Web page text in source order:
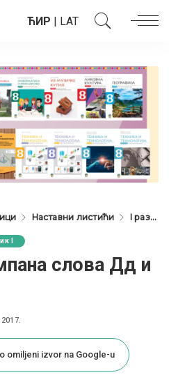
ЋИР | LAT
Наставни листићи I разред
I
слова Дд и
omiljeni izvor na Google-u